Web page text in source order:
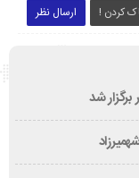
ارسال نظر کردن !
شد